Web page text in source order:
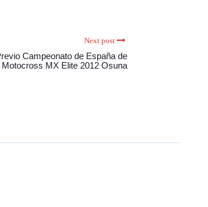
Next post
Campeonato de España de
Motocross MX Elite 2012 Osuna